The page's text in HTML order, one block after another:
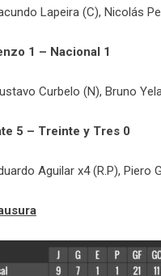
Lapeira (C), Nicolás
1 – Nacional 1
Curbelo (N), Bruno
5 – Treinte y Tres 0
Aguilar x4 (R.P), Piero